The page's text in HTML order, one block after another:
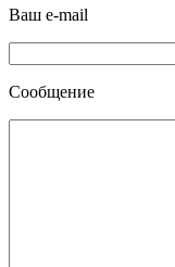
Ваш e-mail
Сообщение